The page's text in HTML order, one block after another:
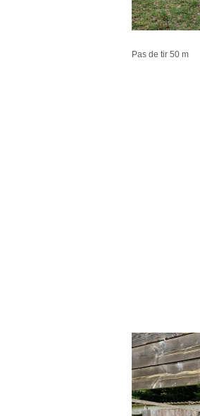
Pas de tir 50 m